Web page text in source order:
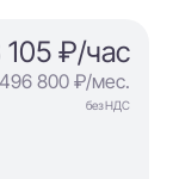
105 ₽/час
496 800 ₽/мес.
без НДС